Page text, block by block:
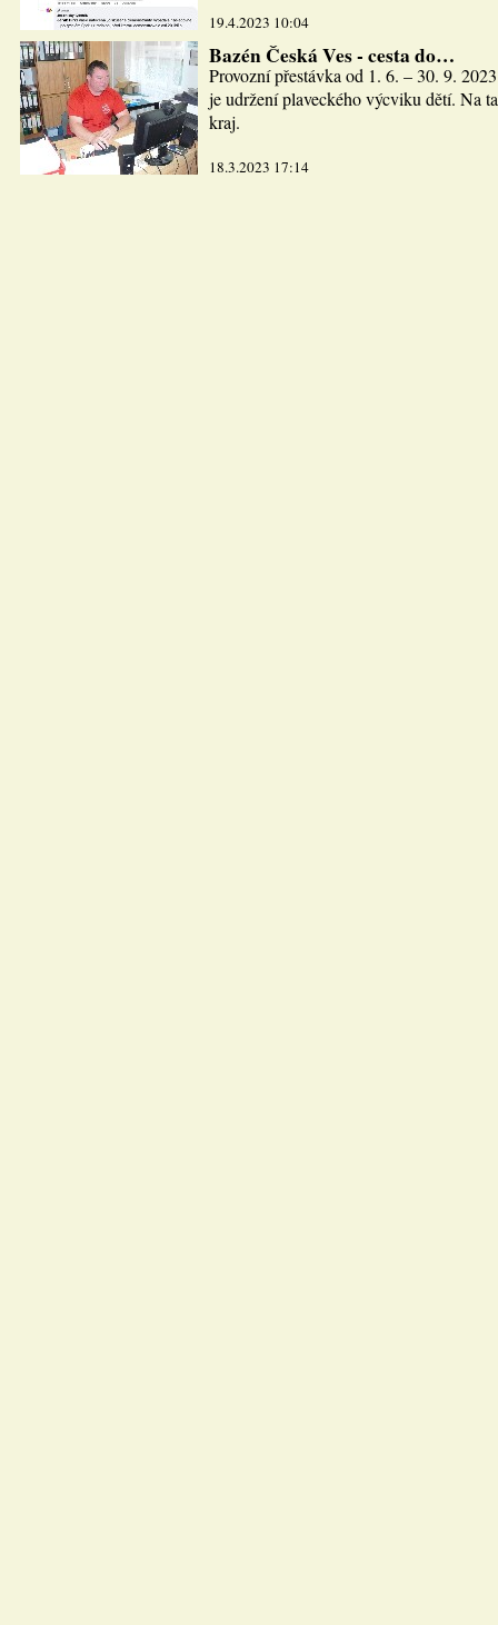
19.4.2023 10:04
Bazén Česká Ves - cesta do…
Provozní přestávka od 1. 6. – 30. 9.
je udržení plaveckého výcviku dětí. Na
kraj.
18.3.2023 17:14